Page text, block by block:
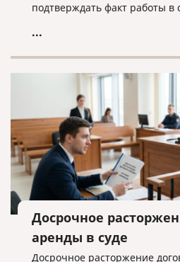
подтверждать факт работы в
прямой путь к взысканию
...
Досрочное
аренды в суде
Досрочное расторжение